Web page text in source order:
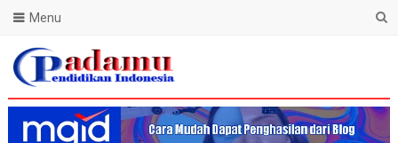
Blog Padamu
Menu